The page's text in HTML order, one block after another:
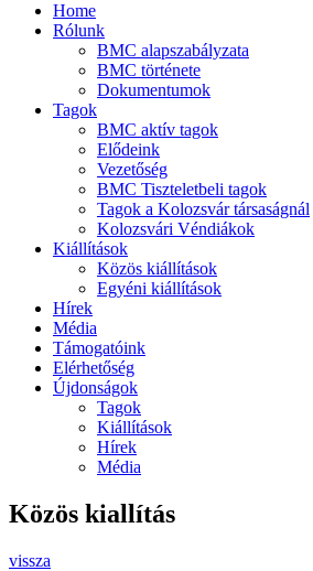
Home
Rólunk
BMC alapszabályzata
BMC története
Dokumentumok
Tagok
BMC aktív tagok
Elődeink
Vezetőség
BMC Tiszteletbeli tagok
Tagok a Kolozsvár társaságnál
Kolozsvári Véndiákok
Kiállítások
Közös kiállítások
Egyéni kiállítások
Hírek
Média
Támogatóink
Elérhetőség
Újdonságok
Tagok
Kiállítások
Hírek
Média
Közös kiallítás
vissza